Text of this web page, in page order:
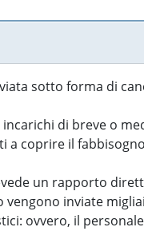
sotto forma di
di breve o
coprire il
un rapporto
inviate
ovvero, il